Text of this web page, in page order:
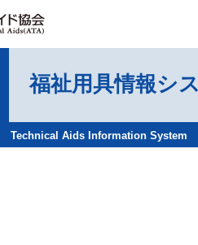
福祉用具情報シ
Technical Aids Information System